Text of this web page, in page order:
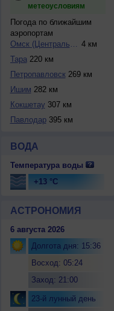
метеоусловиям
Погода по ближайшим
аэропортам
Омск (Центральный... 4 км
Тара220 км
Петропавловск269 км
Ишим 282 км
Кокшетау 307 км
Павлодар395 км
ВОДА
Температура воды
+13 °C
АСТРОНОМИЯ
6 августа 2026
Долгота дня: 15:36
Восход: 05:24
Заход: 21:00
23-й лунный день